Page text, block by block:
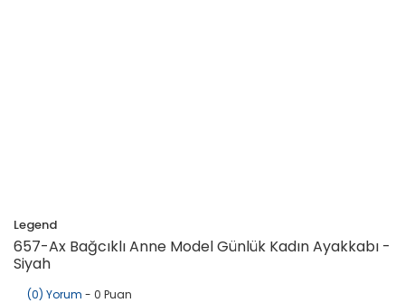
Legend
657-Ax Bağcıklı Anne Model Günlük Kadın Ayakkabı -
Siyah
(0) Yorum - 0 Puan